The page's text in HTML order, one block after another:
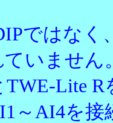
ではな
いません。
TWE-Lite
～AI4を接